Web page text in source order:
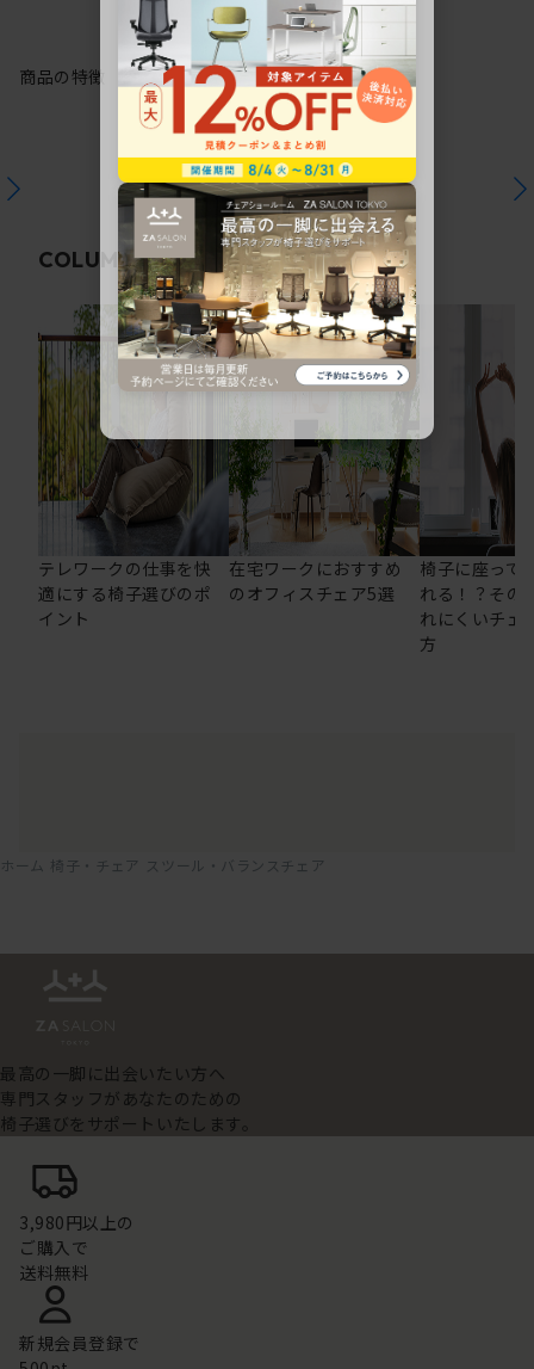
商品の特徴
COLUMN関連コラム
テレワークの仕事を快
適にする椅子選びのポ
イント
在宅ワークにおすすめ
のオフィスチェア5選
椅子に座って
れる！？その
れにくいチェ
方
ホーム 椅子・チェア スツール・バランスチェア
最高の一脚に出会いたい方へ
専門スタッフがあなたのための
椅子選びをサポートいたします。
3,980円以上の
ご購入で
送料無料
新規会員登録で